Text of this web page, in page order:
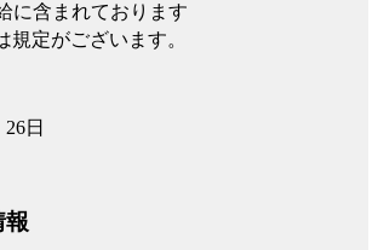
に含まれております
定がございます。
日
報